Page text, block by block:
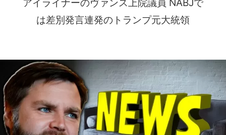
アイライナーのヴァンス上院議員 NABJで
は差別発言連発のトランプ元大統領